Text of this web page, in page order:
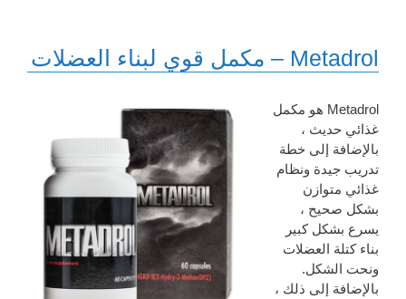
Metadrol – مكمل قوي لبناء العضلات
Metadrol هو مكمل
غذائي حديث ،
بالإضافة إلى خطة
تدريب جيدة ونظام
غذائي متوازن
بشكل صحيح ،
يسرع بشكل كبير
بناء كتلة العضلات
ونحت الشكل.
بالإضافة إلى ذلك ،